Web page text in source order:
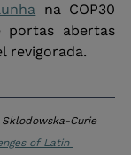
na COP30
portas abertas
revigorada.
Curie
of Latin